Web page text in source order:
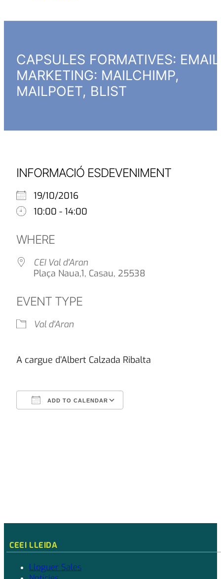
CAPSULES FORMATIVES: EMAIL
MARKETING: MAILCHIMP,
MAILPOET, BLIST
INFORMACIÓ ESDEVENIMENT
19/10/2016
10:00 - 14:00
WHERE
CEI Val d'Aran
Plaça Naua,1, Casau, 25538
EVENT TYPE
Val d'Aran
A cargue d’Albert Calzada Ribalta
ADD TO CALENDAR
CEEI LLEIDA
Lloguer Sales